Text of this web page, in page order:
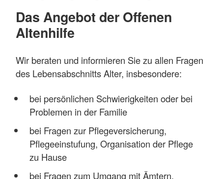
Das Angebot der Offenen
Altenhilfe
Wir beraten und informieren Sie zu allen Fragen
des Lebensabschnitts Alter, insbesondere:
bei persönlichen Schwierigkeiten oder bei
Problemen in der Familie
bei Fragen zur Pflegeversicherung,
Pflegeeinstufung, Organisation der Pflege
zu Hause
bei Fragen zum Umgang mit Ämtern,